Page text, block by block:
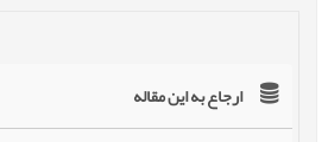
ارجاع به این مقاله